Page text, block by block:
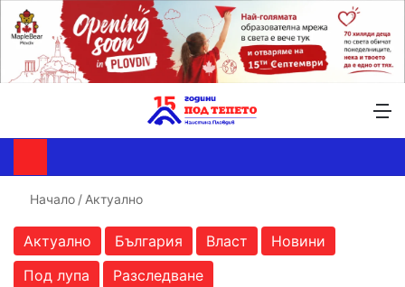
Начало / Актуално
Актуално България Власт
Новини
Под лупа
Разследване